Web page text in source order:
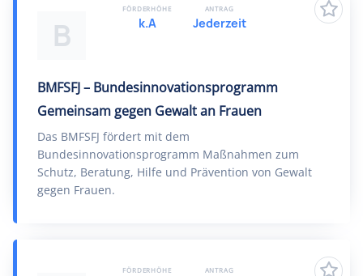
B
BMFSFJ – Bundesinnovationsprogramm
Gemeinsam gegen Gewalt an Frauen
Das BMFSFJ fördert mit dem
Bundesinnovationsprogramm Maßnahmen zum
Schutz, Beratung, Hilfe und Prävention von Gewalt
gegen Frauen.
FÖRDERHÖHE
k.A
ANTRAG
Jederzeit
FÖRDERHÖHE ANTRAG